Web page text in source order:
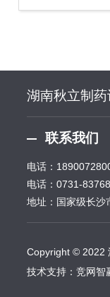
湖南秋立制
联系我们
电话：
电话：0731-
地址：国家级长沙
Copyright © 2022
技术支持：竞网智